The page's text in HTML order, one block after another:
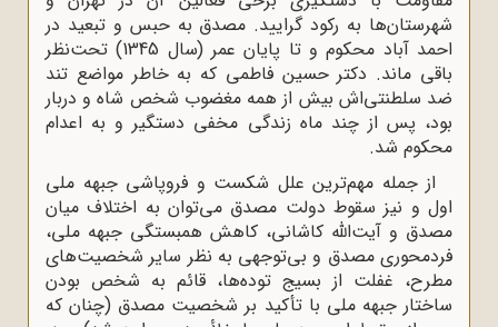
شهرستان‌ها به رکود گرایید. مصدق به حبس و تبعید در
احمد آباد محکوم و تا پایان عمر (سال 1345) تحت‌نظر
باقى ماند. دکتر حسین فاطمى که به خاطر مواضع تند
ضد سلطنتى‌اش بیش از همه مغضوب شخص شاه و دربار
بود، پس از چند ماه زندگى مخفى دستگیر و به اعدام
محکوم شد.
از جمله مهم‌ترین علل شکست و فروپاشی جبهه ملی
اول و نیز سقوط دولت مصدق می‌توان به اختلاف میان
مصدق و آیت‌الله کاشانی، کاهش همبستگی جبهه ملی،
فردمحوری مصدق و بی‌توجهی به نظر سایر شخصیت‌های
مطرح، غفلت از بسیج توده‌ها، قائم به شخص بودن
ساختار جبهه ملی با تأکید بر شخصیت مصدق (چنان که